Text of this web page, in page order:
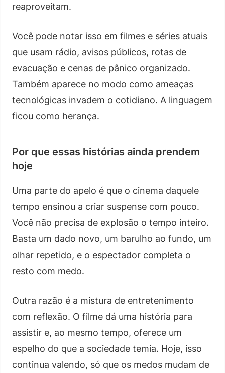
reaproveitam.
Você pode notar isso em filmes e séries atuais
que usam rádio, avisos públicos, rotas de
evacuação e cenas de pânico organizado.
Também aparece no modo como ameaças
tecnológicas invadem o cotidiano. A linguagem
ficou como herança.
Por que essas histórias ainda prendem
hoje
Uma parte do apelo é que o cinema daquele
tempo ensinou a criar suspense com pouco.
Você não precisa de explosão o tempo inteiro.
Basta um dado novo, um barulho ao fundo, um
olhar repetido, e o espectador completa o
resto com medo.
Outra razão é a mistura de entretenimento
com reflexão. O filme dá uma história para
assistir e, ao mesmo tempo, oferece um
espelho do que a sociedade temia. Hoje, isso
continua valendo, só que os medos mudam de